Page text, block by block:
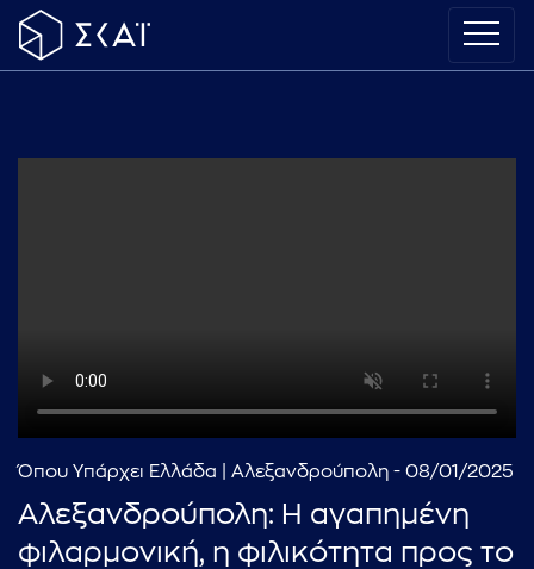
Όπου Υπάρχει Ελλάδα | Αλεξανδρούπολη - 08/01/2025
Αλεξανδρούπολη: Η αγαπημένη
φιλαρμονική, η φιλικότητα προς το